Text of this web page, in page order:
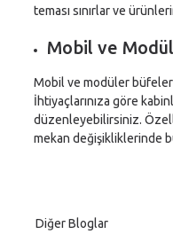
teması sınırlar ve
Mobil ve
Mobil ve modüler büfeler
İhtiyaçlarınıza göre
düzenleyebilirsiniz.
mekan değişikliklerinde
Diğer Bloglar